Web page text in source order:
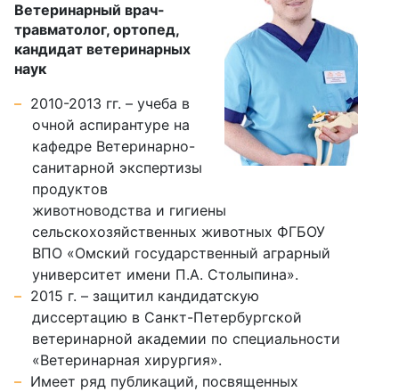
Ветеринарный врач-
травматолог, ортопед,
кандидат ветеринарных
наук
2010-2013 гг. – учеба в
очной аспирантуре на
кафедре Ветеринарно-
санитарной экспертизы
продуктов
животноводства и гигиены
сельскохозяйственных животных ФГБОУ
ВПО «Омский государственный аграрный
университет имени П.А. Столыпина».
2015 г. – защитил кандидатскую
диссертацию в Санкт-Петербургской
ветеринарной академии по специальности
«Ветеринарная хирургия».
Имеет ряд публикаций, посвященных